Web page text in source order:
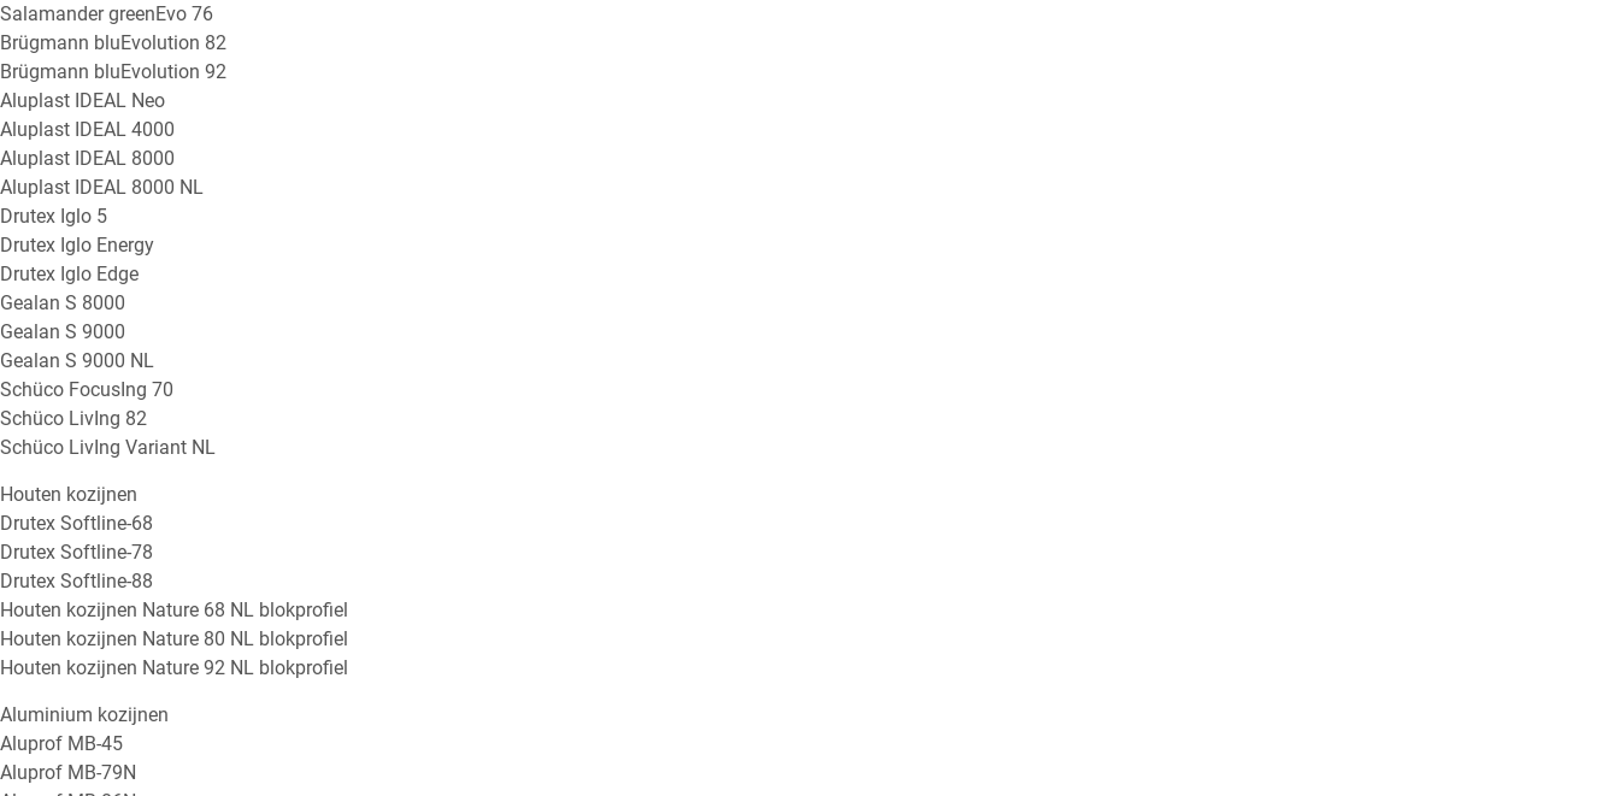
Salamander greenEvo 76
Brügmann bluEvolution 82
Brügmann bluEvolution 92
Aluplast IDEAL Neo
Aluplast IDEAL 4000
Aluplast IDEAL 8000
Aluplast IDEAL 8000 NL
Drutex Iglo 5
Drutex Iglo Energy
Drutex Iglo Edge
Gealan S 8000
Gealan S 9000
Gealan S 9000 NL
Schüco FocusIng 70
Schüco LivIng 82
Schüco LivIng Variant NL
Houten kozijnen
Drutex Softline-68
Drutex Softline-78
Drutex Softline-88
Houten kozijnen Nature 68 NL blokprofiel
Houten kozijnen Nature 80 NL blokprofiel
Houten kozijnen Nature 92 NL blokprofiel
Aluminium kozijnen
Aluprof MB-45
Aluprof MB-79N